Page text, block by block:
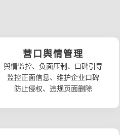
营口舆情管理
舆情监控、负面压制、口碑引导
监控正面信息、维护企业口碑
防止侵权、违规页面删除